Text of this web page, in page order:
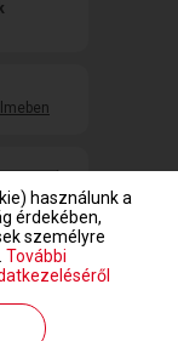
Central Europe Zrt.
használunk a
érdekében,
személyre
További